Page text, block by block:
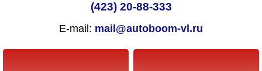
(423) 20-88-333
E-mail: mail@autoboom-vl.ru